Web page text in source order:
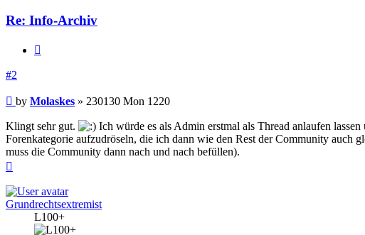
Re: Info-Archiv
#2
Post
by Molaskes » 230130 Mon 1220
Klingt sehr gut.
Ich würde es als Admin erstmal als Thread anlaufen
Forenkategorie aufzudröseln, die ich dann wie den Rest der Community auch
muss die Community dann nach und nach befüllen).
Grundrechtsextremist
L100+